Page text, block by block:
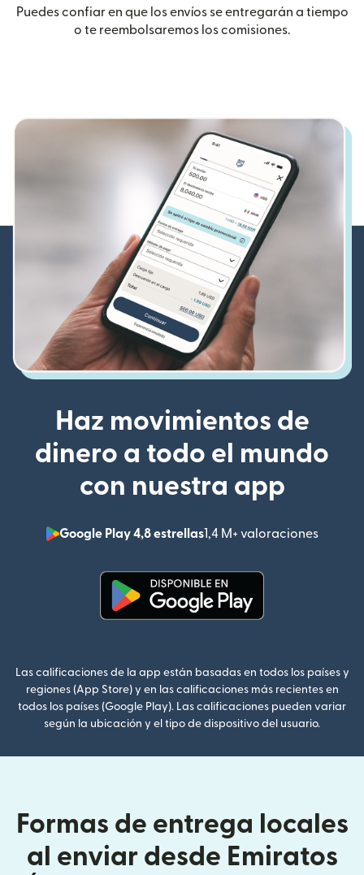
Puedes confiar en que los envíos se entregarán a tiempo
o te reembolsaremos los comisiones.
Haz movimientos de
dinero a todo el mundo
con nuestra app
Google Play 4,8 estrellas1,4 M+ valoraciones
(se
Las calificaciones de la app están basadas en todos los países y
regiones (App Store) y en las calificaciones más recientes en
todos los países (Google Play). Las calificaciones pueden variar
según la ubicación y el tipo de dispositivo del usuario.
Formas de entrega locales
al enviar desde Emiratos